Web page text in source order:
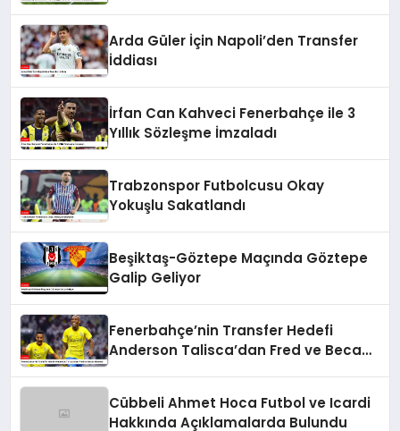
Arda Güler İçin Napoli’den Transfer
İddiası
İrfan Can Kahveci Fenerbahçe ile 3
Yıllık Sözleşme İmzaladı
Trabzonspor Futbolcusu Okay
Yokuşlu Sakatlandı
Beşiktaş-Göztepe Maçında Göztepe
Galip Geliyor
Fenerbahçe’nin Transfer Hedefi
Anderson Talisca’dan Fred ve Becao
Cübbeli Ahmet Hoca Futbol ve Icardi
Hakkında Açıklamalarda Bulundu